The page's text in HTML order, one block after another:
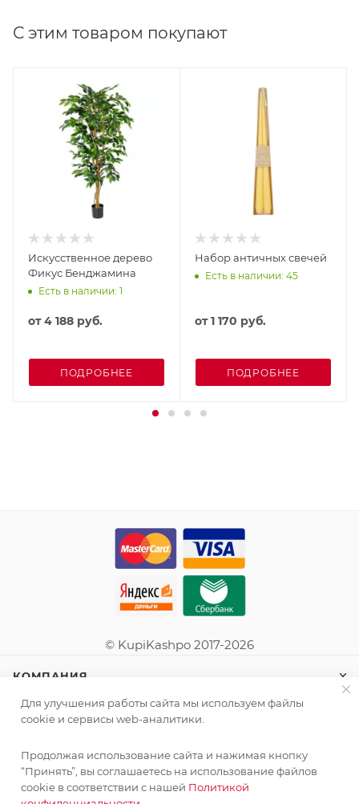
С этим товаром покупают
Искусственное дерево
Фикус Бенджамина
Есть в наличии: 1
от4 188 руб.
ПОДРОБНЕЕ
Набор античных свечей
Есть в наличии: 45
от1 170 руб.
ПОДРОБНЕЕ
© KupiKashpo 2017-2026
КОМПАНИЯ
ИНФОРМАЦИЯ
ПОМОЩЬ
Для улучшения работы сайта мы используем файлы
cookie и сервисы web-аналитики.
Продолжая использование сайта и нажимая кнопку
“Принять”, вы соглашаетесь на использование файлов
cookie в соответствии с нашей Политикой